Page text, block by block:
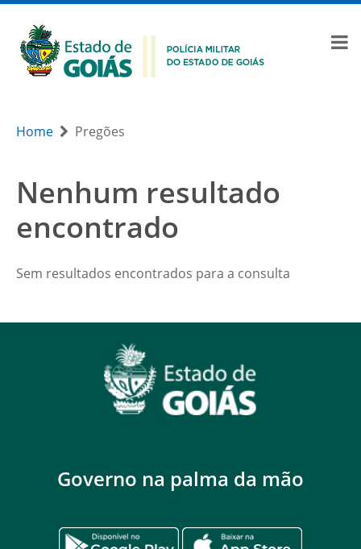
Home Pregões
Nenhum resultado
encontrado
Sem resultados encontrados para a consulta
Governo na palma da mão